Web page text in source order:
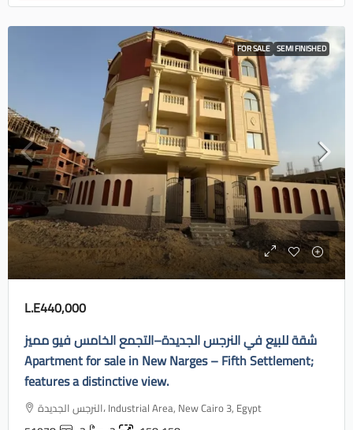
FOR SALE SEMI FINISHED
L.E440,000
شقة للبيع في النرجس الجديدة–التجمع الخامس فيو مميز
Apartment for sale in New Narges – Fifth Settlement;
features a distinctive view.
النرجس الجديدة، Industrial Area, New Cairo 3, Egypt